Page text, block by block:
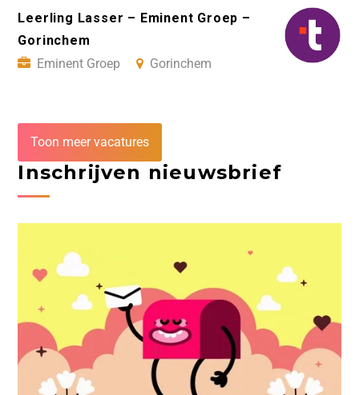
Leerling Lasser – Eminent Groep –
Gorinchem
Eminent Groep
Gorinchem
Toon meer vacatures
Inschrijven nieuwsbrief